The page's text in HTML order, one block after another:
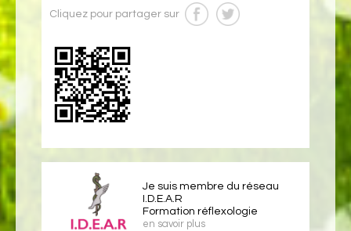
Cliquez pour partager sur
Je suis membre du réseau
I.D.E.A.R
Formation réflexologie
en savoir plus